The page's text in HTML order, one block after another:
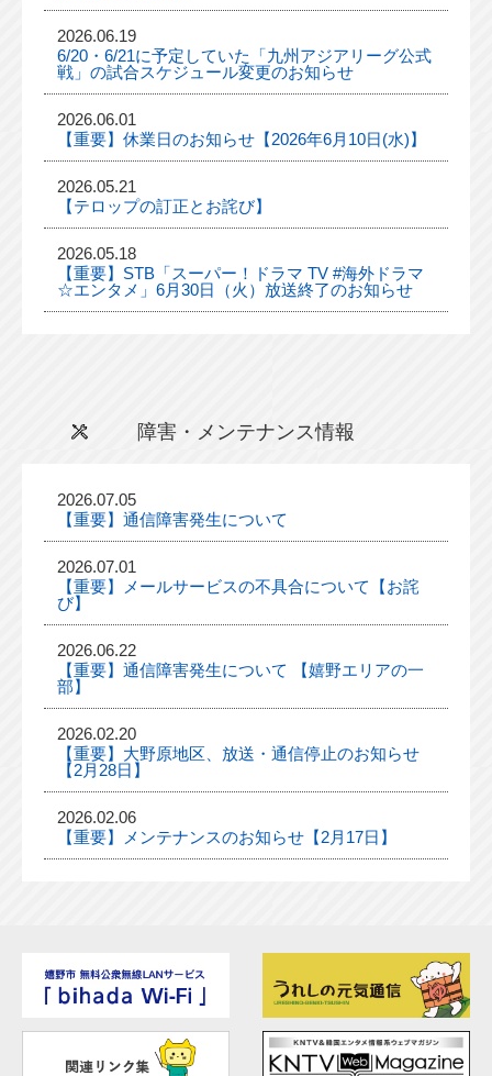
2026.06.19
6/20・6/21に予定していた「九州アジアリーグ公式
戦」の試合スケジュール変更のお知らせ
2026.06.01
【重要】休業日のお知らせ【2026年6月10日(水)】
2026.05.21
【テロップの訂正とお詫び】
2026.05.18
【重要】STB「スーパー！ドラマ TV #海外ドラマ
☆エンタメ」6月30日（火）放送終了のお知らせ
障害・メンテナンス情報
2026.07.05
【重要】通信障害発生について
2026.07.01
【重要】メールサービスの不具合について【お詫
び】
2026.06.22
【重要】通信障害発生について 【嬉野エリアの一
部】
2026.02.20
【重要】大野原地区、放送・通信停止のお知らせ
【2月28日】
2026.02.06
【重要】メンテナンスのお知らせ【2月17日】